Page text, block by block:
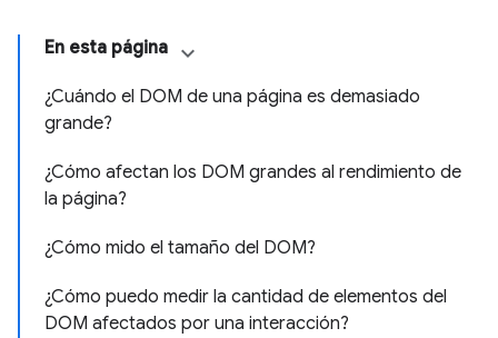
En esta página
¿Cuándo el DOM de una página es demasiado
grande?
¿Cómo afectan los DOM grandes al rendimiento de
la página?
¿Cómo mido el tamaño del DOM?
¿Cómo puedo medir la cantidad de elementos del
DOM afectados por una interacción?